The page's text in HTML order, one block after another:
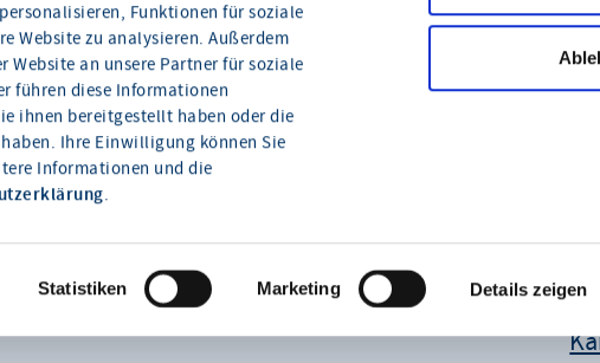
Funktionen für soziale
Website zu analysieren. Außerdem
an unsere Partner für soziale
führen diese Informationen
ihnen bereitgestellt haben oder die
Ihre Einwilligung können Sie
Informationen und die
.
Statistiken Marketing Details zeigen
Wie können wir Ihnen
helfen?